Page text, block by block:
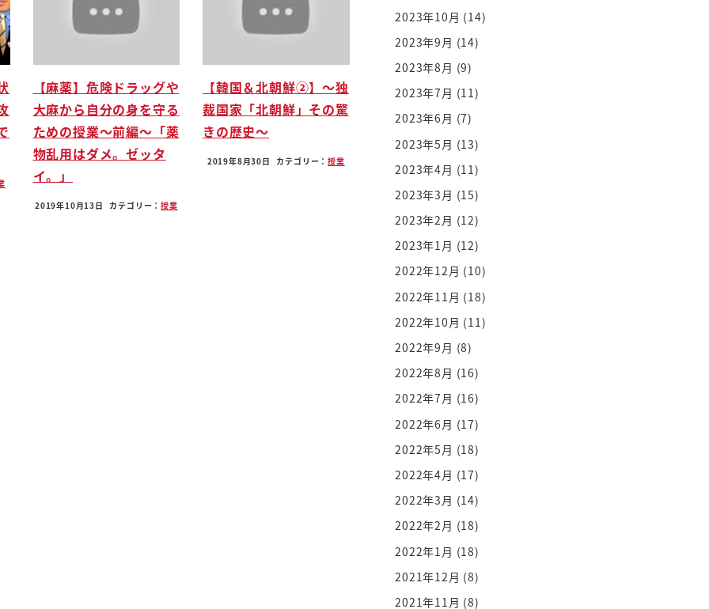
全て分かったということでまとめ
ちらを言いつつこちらも不利かに
やりましたね
いただければ前編高齢見て
【麻薬】危険ドラッグや
大麻から自分の身を守る
ための授業〜前編〜「薬
物乱用はダメ。ゼッタ
イ。」
2019年10月13日 カテゴリー：授業
【韓国＆北朝鮮②】〜独
裁国家「北朝鮮」その驚
きの歴史〜
2019年8月30日 カテゴリー：授業
2023年10月 (14)
2023年9月 (14)
2023年8月 (9)
2023年7月 (11)
2023年6月 (7)
2023年5月 (13)
2023年4月 (11)
2023年3月 (15)
2023年2月 (12)
2023年1月 (12)
2022年12月 (10)
2022年11月 (18)
2022年10月 (11)
2022年9月 (8)
2022年8月 (16)
2022年7月 (16)
2022年6月 (17)
2022年5月 (18)
2022年4月 (17)
2022年3月 (14)
2022年2月 (18)
2022年1月 (18)
2021年12月 (8)
2021年11月 (8)